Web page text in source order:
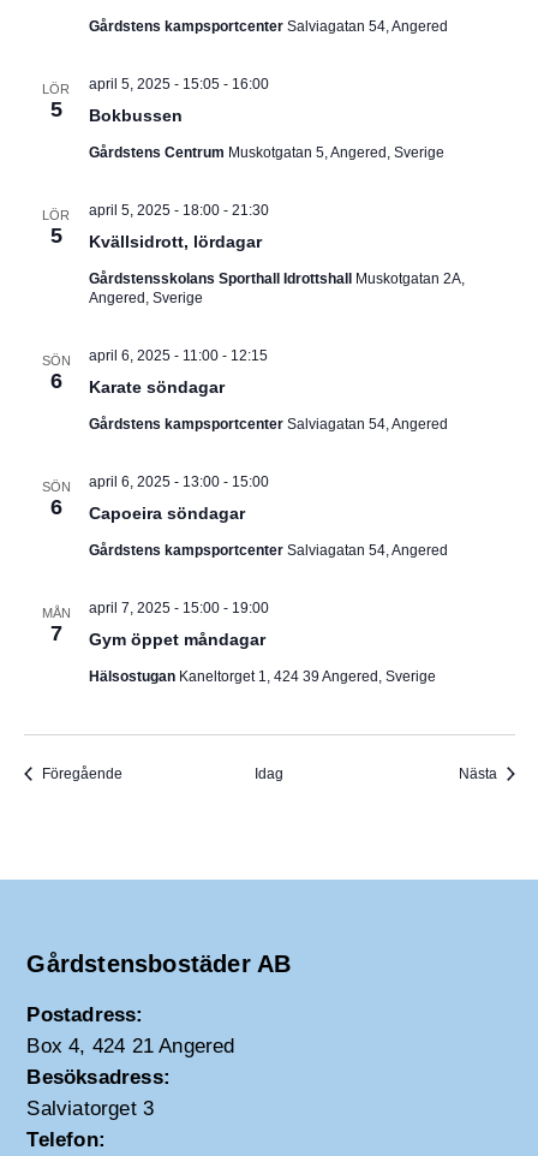
Gårdstens kampsportcenter Salviagatan 54, Angered
LÖR
5 Bokbussen
april 5, 2025 - 15:05- 16:00
Gårdstens Centrum Muskotgatan 5, Angered, Sverige
LÖR
5 Kvällsidrott, lördagar
april 5, 2025 - 18:00- 21:30
Gårdstensskolans Sporthall Idrottshall
Muskotgatan 2A,
Angered, Sverige
SÖN
6 Karate söndagar
april 6, 2025 - 11:00- 12:15
Gårdstens kampsportcenter Salviagatan 54, Angered
SÖN
6 Capoeira söndagar
april 6, 2025 - 13:00- 15:00
Gårdstens kampsportcenter Salviagatan 54, Angered
MÅN
7 Gym öppet måndagar
april 7, 2025 - 15:00- 19:00
Hälsostugan Kaneltorget 1, 424 39 Angered, Sverige
FöregåendeEvenemang Idag Nästa
Gårdstensbostäder AB
Postadress:
Box 4, 424 21 Angered
Besöksadress:
Salviatorget 3
Telefon: